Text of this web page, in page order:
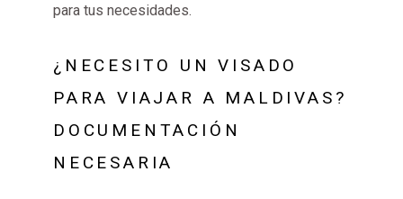
para tus necesidades.
¿NECESITO UN VISADO
PARA VIAJAR A MALDIVAS?
DOCUMENTACIÓN
NECESARIA